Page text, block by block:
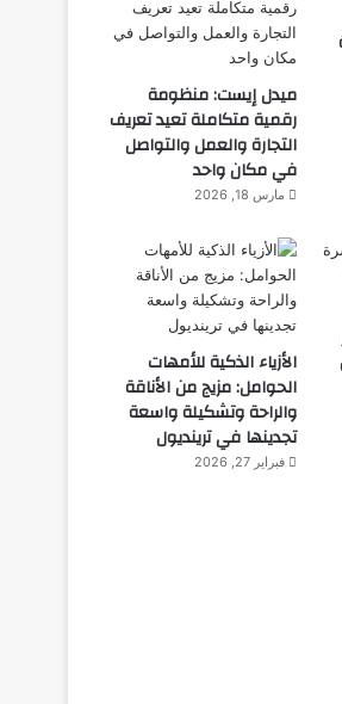
ميدل إيست: منظومة
رقمية متكاملة تعيد تعريف
التجارة والعمل والتواصل
في مكان واحد
مارس 18, 2026
الأزياء الذكية للأمهات
الحوامل: مزيج من الأناقة
والراحة وتشكيلة واسعة
تجدينها في ترينديول
فبراير 27, 2026